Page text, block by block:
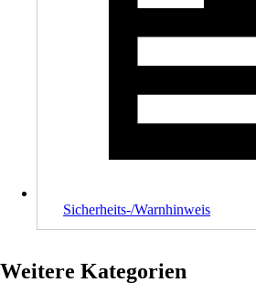
Sicherheits-/Warnhinweis
Weitere Kategorien